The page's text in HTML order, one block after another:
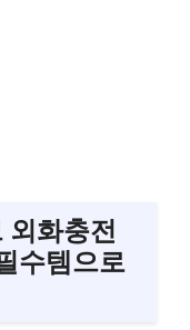
외화충전
수템으로